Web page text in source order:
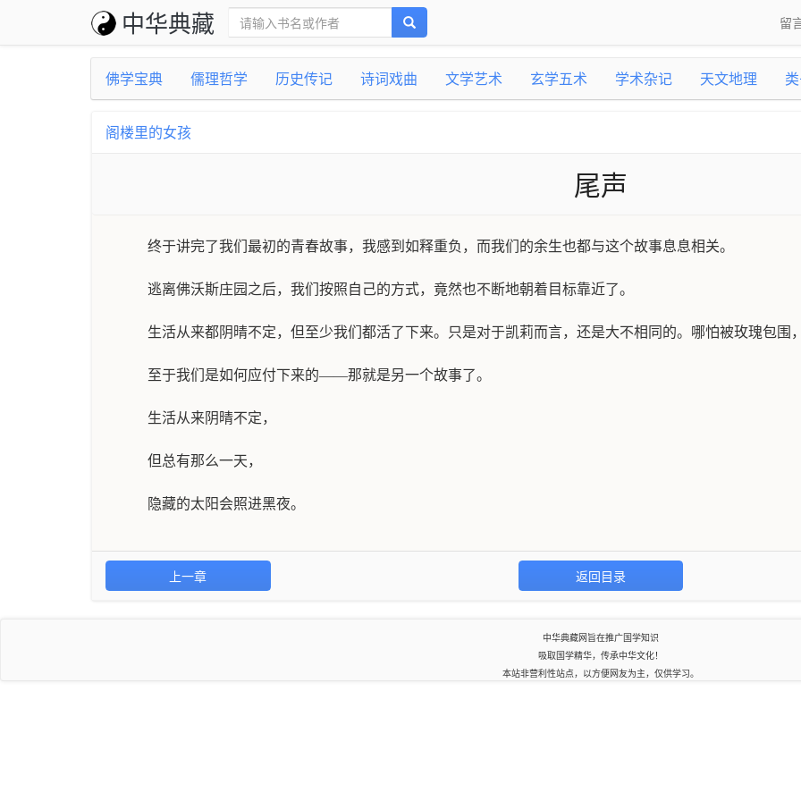
中华典藏 留
佛学宝典 儒理哲学 历史传记 诗词戏曲 文学艺术 玄学五术 学术杂记 天文地理
阁楼里的女孩
尾声
终于讲完了我们最初的青春故事，我感到如释重负，而我们的余生也都与这个故事息息相关。
逃离佛沃斯庄园之后，我们按照自己的方式，竟然也不断地朝着目标靠近了。
生活从来都阴晴不定，但至少我们都活了下来。只是对于凯莉而言，还是大不相同的。哪怕被玫瑰包围
至于我们是如何应付下来的——那就是另一个故事了。
生活从来阴晴不定，
但总有那么一天，
隐藏的太阳会照进黑夜。
上一章 返回目录
中华典藏网旨在推广国学知识
吸取国学精华，传承中华文化！
本站非营利性站点，以方便网友为主，仅供学习。